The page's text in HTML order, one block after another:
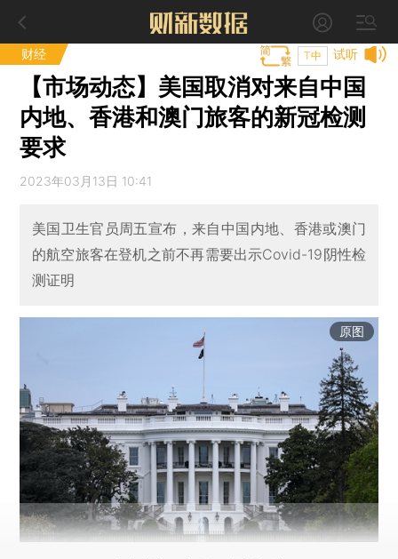
财经 试听
T中
【市场动态】美国取消对来自中国
内地、香港和澳门旅客的新冠检测
要求
2023年03月13日 10:41
美国卫生官员周五宣布，来自中国内地、香港或澳门
的航空旅客在登机之前不再需要出示Covid-19阴性检
测证明
原图